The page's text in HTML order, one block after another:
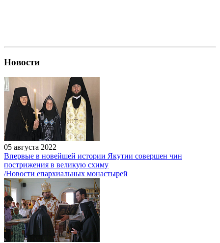
Новости
05 августа 2022
Впервые в новейшей истории Якутии совершен чин
пострижения в великую схиму
/Новости епархиальных монастырей